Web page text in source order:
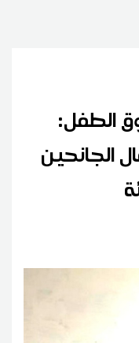
الطفل:
الجانحين